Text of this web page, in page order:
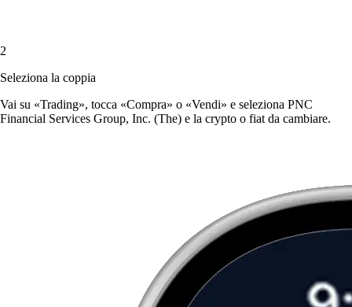
2
Seleziona la coppia
Vai su «Trading», tocca «Compra» o «Vendi» e seleziona PNC
Financial Services Group, Inc. (The) e la crypto o fiat da cambiare.